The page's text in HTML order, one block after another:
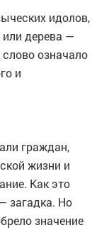
идолов,
или дерева —
слово означало
и
граждан,
жизни и
Как это
загадка. Но
значение